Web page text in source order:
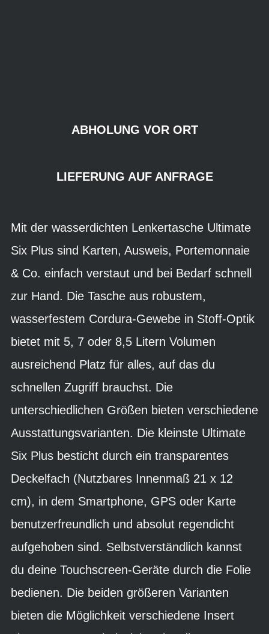
ABHOLUNG VOR ORT
LIEFERUNG AUF ANFRAGE
Mit der wasserdichten Lenkertasche Ultimate
Six Plus sind Karten, Ausweis, Portemonnaie
& Co. einfach verstaut und bei Bedarf schnell
zur Hand. Die Tasche aus robustem,
wasserfestem Cordura-Gewebe in Stoff-Optik
bietet mit 5, 7 oder 8,5 Litern Volumen
ausreichend Platz für alles, auf das du
schnellen Zugriff brauchst. Die
unterschiedlichen Größen bieten verschiedene
Ausstattungsvarianten. Die kleinste Ultimate
Six Plus besticht durch ein transparentes
Deckelfach (Nutzbares Innenmaß 21 x 12
cm), in dem Smartphone, GPS oder Karte
benutzerfreundlich und absolut regendicht
aufgehoben sind. Selbstverständlich kannst
du deine Touchscreen-Geräte durch die Folie
bedienen. Die beiden größeren Varianten
bieten die Möglichkeit verschiedene Insert